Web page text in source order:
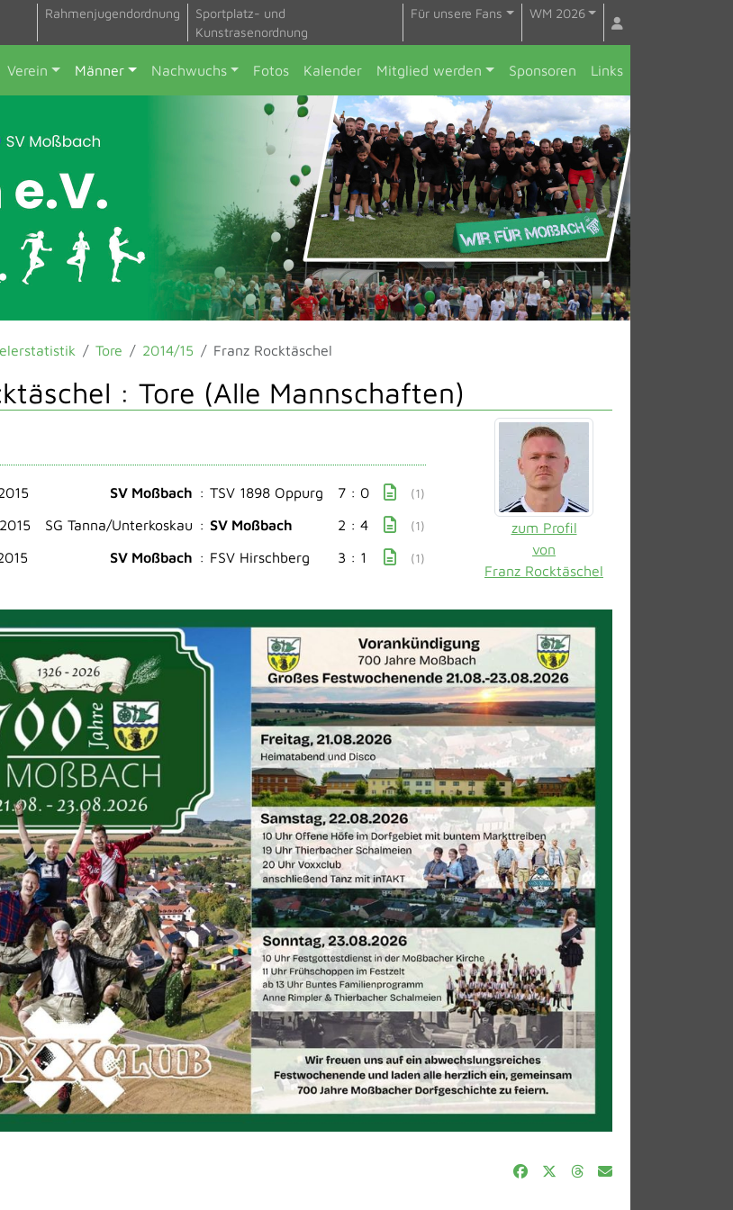
Rahmenjugendordnung
Sportplatz- und
Kunstrasenordnung
Für unsere Fans WM 2026
Verein Männer Nachwuchs Fotos Kalender Mitglied werden Sponsoren Links
Tore 2014/15 Franz Rocktäschel
: Tore (Alle Mannschaften)
zum Profil
von
Franz Rocktäschel
SV Moßbach : TSV 1898 Oppurg 7 : 0 (1)
SG Tanna/Unterkoskau : SV Moßbach 2 : 4 (1)
SV Moßbach : FSV Hirschberg 3 : 1 (1)